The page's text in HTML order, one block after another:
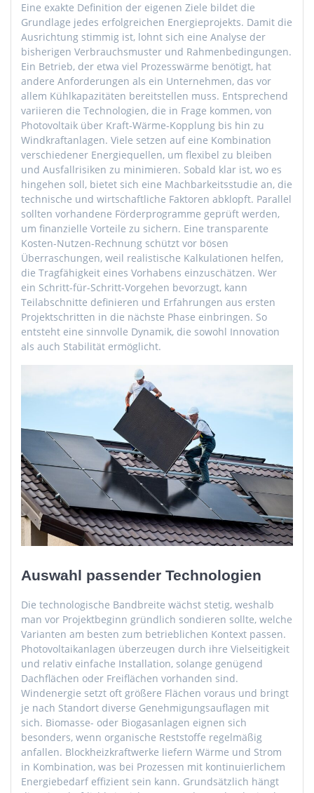
Eine exakte Definition der eigenen Ziele bildet die
Grundlage jedes erfolgreichen Energieprojekts. Damit die
Ausrichtung stimmig ist, lohnt sich eine Analyse der
bisherigen Verbrauchsmuster und Rahmenbedingungen.
Ein Betrieb, der etwa viel Prozesswärme benötigt, hat
andere Anforderungen als ein Unternehmen, das vor
allem Kühlkapazitäten bereitstellen muss. Entsprechend
variieren die Technologien, die in Frage kommen, von
Photovoltaik über Kraft-Wärme-Kopplung bis hin zu
Windkraftanlagen. Viele setzen auf eine Kombination
verschiedener Energiequellen, um flexibel zu bleiben
und Ausfallrisiken zu minimieren. Sobald klar ist, wo es
hingehen soll, bietet sich eine Machbarkeitsstudie an, die
technische und wirtschaftliche Faktoren abklopft. Parallel
sollten vorhandene Förderprogramme geprüft werden,
um finanzielle Vorteile zu sichern. Eine transparente
Kosten-Nutzen-Rechnung schützt vor bösen
Überraschungen, weil realistische Kalkulationen helfen,
die Tragfähigkeit eines Vorhabens einzuschätzen. Wer
ein Schritt-für-Schritt-Vorgehen bevorzugt, kann
Teilabschnitte definieren und Erfahrungen aus ersten
Projektschritten in die nächste Phase einbringen. So
entsteht eine sinnvolle Dynamik, die sowohl Innovation
als auch Stabilität ermöglicht.
Auswahl passender Technologien
Die technologische Bandbreite wächst stetig, weshalb
man vor Projektbeginn gründlich sondieren sollte, welche
Varianten am besten zum betrieblichen Kontext passen.
Photovoltaikanlagen überzeugen durch ihre Vielseitigkeit
und relativ einfache Installation, solange genügend
Dachflächen oder Freiflächen vorhanden sind.
Windenergie setzt oft größere Flächen voraus und bringt
je nach Standort diverse Genehmigungsauflagen mit
sich. Biomasse- oder Biogasanlagen eignen sich
besonders, wenn organische Reststoffe regelmäßig
anfallen. Blockheizkraftwerke liefern Wärme und Strom
in Kombination, was bei Prozessen mit kontinuierlichem
Energiebedarf effizient sein kann. Grundsätzlich hängt